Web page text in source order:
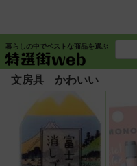
暮らしの中でベストな商品を選ぶ
文房具 かわいい